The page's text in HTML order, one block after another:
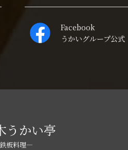
Facebook
うかいグループ公式
うかい亭
板料理―